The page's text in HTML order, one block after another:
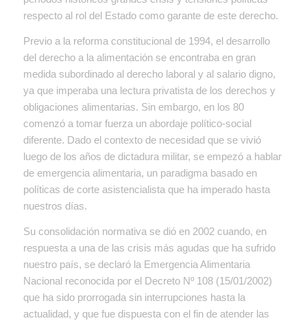
respecto al rol del Estado como garante de este derecho.
Previo a la reforma constitucional de 1994, el desarrollo
del derecho a la alimentación se encontraba en gran
medida subordinado al derecho laboral y al salario digno,
ya que imperaba una lectura privatista de los derechos y
obligaciones alimentarias. Sin embargo, en los 80
comenzó a tomar fuerza un abordaje político-social
diferente. Dado el contexto de necesidad que se vivió
luego de los años de dictadura militar, se empezó a hablar
de emergencia alimentaria, un paradigma basado en
políticas de corte asistencialista que ha imperado hasta
nuestros días.
Su consolidación normativa se dió en 2002 cuando, en
respuesta a una de las crisis más agudas que ha sufrido
nuestro país, se declaró la Emergencia Alimentaria
Nacional reconocida por el Decreto Nº 108 (15/01/2002)
que ha sido prorrogada sin interrupciones hasta la
actualidad, y que fue dispuesta con el fin de atender las